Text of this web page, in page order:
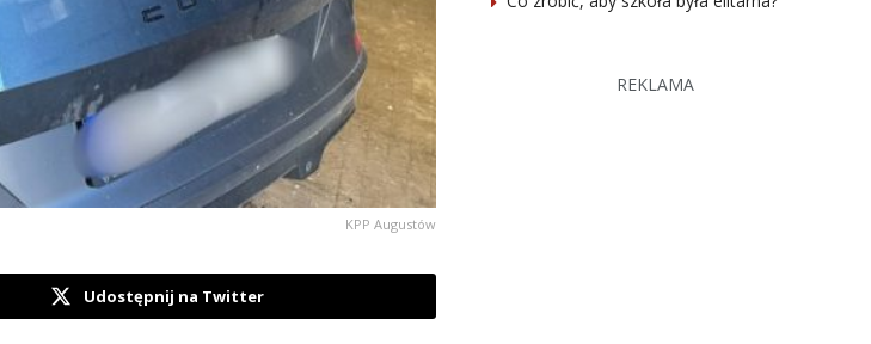
KPP Augustów
Udostępnij na Twitter
REKLAMA